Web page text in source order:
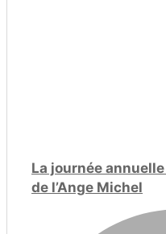
La journée
de l’Ange Michel